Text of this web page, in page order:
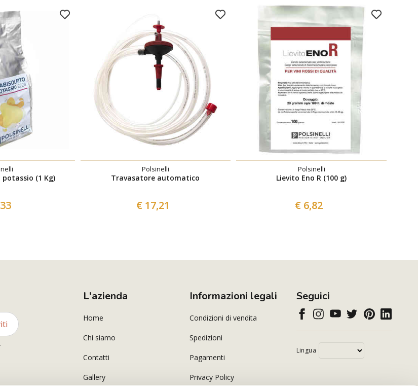
(1 Kg)
Polsinelli
Travasatore automatico
€ 17,21
Polsinelli
Lievito Eno R (100 g)
€ 6,82
L'azienda
Home
Chi siamo
Contatti
Gallery
Informazioni legali
Condizioni di vendita
Spedizioni
Pagamenti
Privacy Policy
Seguici
Lingua